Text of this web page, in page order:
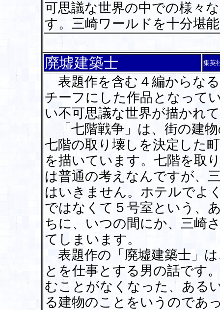
可思議な世界の中での様々
す。三崎ワールドを十分堪
廃墟建築士 集英
表題作を含む４編からな
チーフにした作品となって
い不可思議な世界が描かれ
「七階戦争」は、街の建
七階の取り壊しを決定した
を描いています。七階を取
は普通の考えなんですが、
はいきません。ホテルでよ
ではなくて５号室という、
ちに、いつの間にか、三崎
てしまいます。
表題作の「廃墟建築士」
とを仕事とする男の話です
むことがなくなった、ある
る建物のことをいうのであ